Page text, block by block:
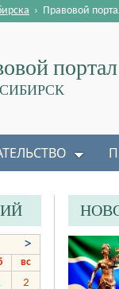
портал
› Правовой
>
вс
2